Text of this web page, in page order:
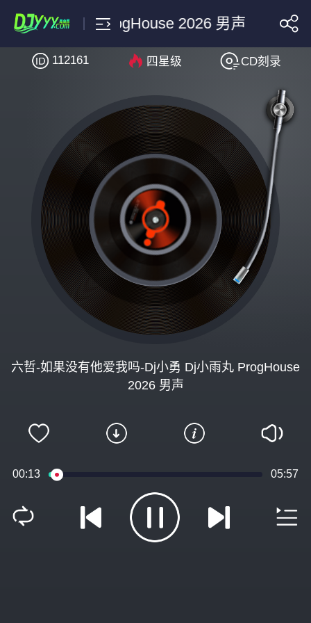
搜索
勇 Dj小雨丸 ProgHouse 2026 男声
六哲-如果没有他爱我吗-Dj小勇 Dj小雨丸 ProgHouse
2026 男声
112161 四星级 CD刻录
00:13 05:57